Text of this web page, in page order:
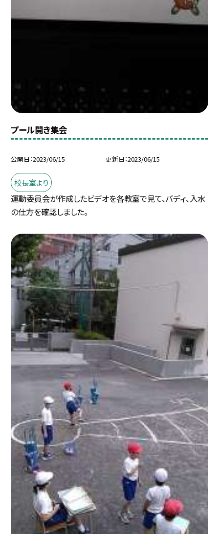
プール開き集会
公開日 2023/06/15 更新日 2023/06/15
校長室より
運動委員会が作成したビデオを各教室で見て、バディ、入水
の仕方を確認しました。